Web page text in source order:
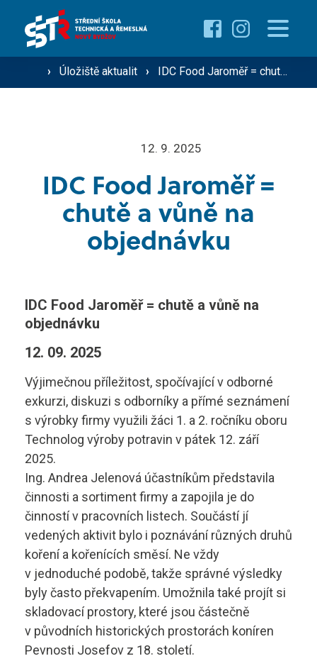
Proč studovat u nás ›
Technik silniční dopravy
Operátor silniční dopravy
Mechanik zemědělské techniky
Diagnostik motorových vozidel
Automechanik
Řezník - uzenář
Kuchař - číšník
Cukrář
Dopravní a letecký technik
Diagnostik zemědělské techniky
Dopravní technik
Technolog výroby potravin
Pro žáky
Vzdělávání dospělých
Střediska školy
Gastro ›
Technické obory ›
Základní informace
Školící středisko
Rady a informace
Studijní materiály
Ceník
Projekt ECDL
Kontakty autoškoly
Skupina B
Aktuality
Kontakty
vyhledávání
Bakaláři
Microsoft 365
+420 495 490 328
› Úložiště aktualit › IDC Food Jaroměř = chutě a vůně na objednávku
12. 9. 2025
IDC Food Jaroměř =
chutě a vůně na
objednávku
IDC Food Jaroměř = chutě a vůně na
objednávku
12. 09. 2025
Výjimečnou příležitost, spočívající v odborné
exkurzi, diskuzi s odborníky a přímé seznámení
s výrobky firmy využili žáci 1. a 2. ročníku oboru
Technolog výroby potravin v pátek 12. září
2025.
Ing. Andrea Jelenová účastníkům představila
činnosti a sortiment firmy a zapojila je do
činností v pracovních listech. Součástí jí
vedených aktivit bylo i poznávání různých druhů
koření a kořenících směsí. Ne vždy
v jednoduché podobě, takže správné výsledky
byly často překvapením. Umožnila také projít si
skladovací prostory, které jsou částečně
v původních historických prostorách koníren
Pevnosti Josefov z 18. století.